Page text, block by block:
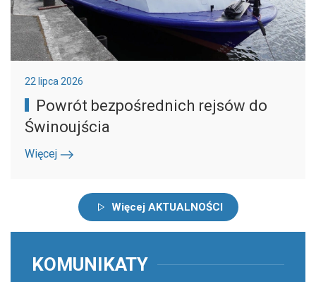
22 lipca 2026
Powrót bezpośrednich rejsów do
Świnoujścia
Więcej
Więcej AKTUALNOŚCI
KOMUNIKATY